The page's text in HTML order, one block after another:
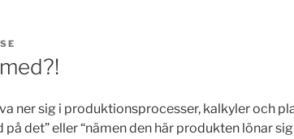
ner sig i produktionsprocesser, kalkyler och
på det” eller “nämen den här produkten lönar